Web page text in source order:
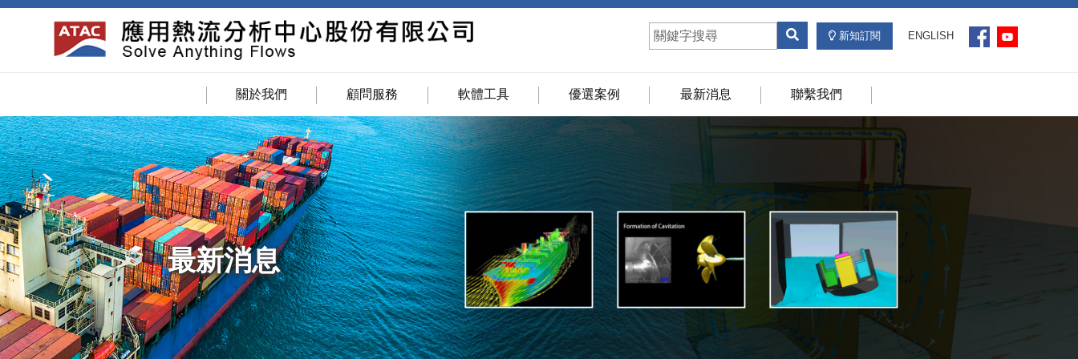
新知訂閱 ENGLISH
關於我們 顧問服務 軟體工具 優選案例 最新消息 聯繫我們
最新消息